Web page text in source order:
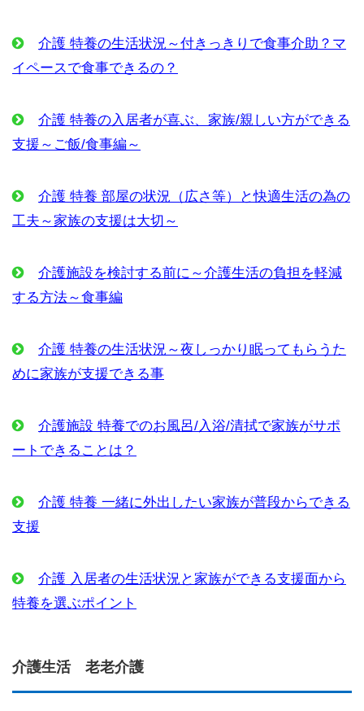
介護 特養の生活状況～付きっきりで食事介助？マ
イペースで食事できるの？
介護 特養の入居者が喜ぶ、家族/親しい方ができる
支援～ご飯/食事編～
介護 特養 部屋の状況（広さ等）と快適生活の為の
工夫～家族の支援は大切～
介護施設を検討する前に～介護生活の負担を軽減
する方法～食事編
介護 特養の生活状況～夜しっかり眠ってもらうた
めに家族が支援できる事
介護施設 特養でのお風呂/入浴/清拭で家族がサポ
ートできることは？
介護 特養 一緒に外出したい家族が普段からできる
支援
介護 入居者の生活状況と家族ができる支援面から
特養を選ぶポイント
介護生活 老老介護